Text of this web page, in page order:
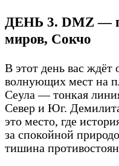
ДЕНЬ 3. DMZ —
миров, Сокчо
В этот день вас
волнующих мест на
Сеула — тонкая
Север и Юг.
это место, где
за спокойной
тишина